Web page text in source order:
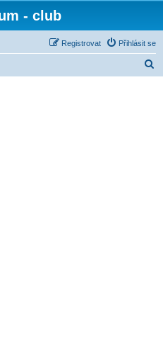
- club
Přihlásit se
Registrovat